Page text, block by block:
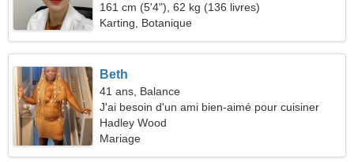
161 cm (5'4"), 62 kg (136 livres)
Karting, Botanique
Beth
41 ans, Balance
J'ai besoin d'un ami bien-aimé pour cuisiner
ensemble
Hadley Wood
Mariage